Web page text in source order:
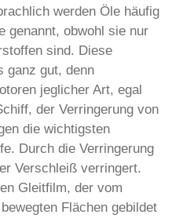
werden Öle häufig
genannt, obwohl sie nur
sind. Diese
ganz gut, denn
jeglicher Art, egal
der Verringerung von
die wichtigsten
Durch die Verringerung
Verschleiß verringert.
Gleitfilm, der vom
Flächen gebildet